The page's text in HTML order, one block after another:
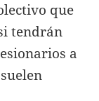
que
tendrán
a